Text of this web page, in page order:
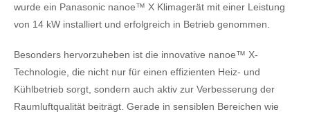
wurde ein Panasonic nanoe™ X Klimagerät mit einer Leistung
von 14 kW installiert und erfolgreich in Betrieb genommen.
Besonders hervorzuheben ist die innovative nanoe™ X-
Technologie, die nicht nur für einen effizienten Heiz- und
Kühlbetrieb sorgt, sondern auch aktiv zur Verbesserung der
Raumluftqualität beiträgt. Gerade in sensiblen Bereichen wie